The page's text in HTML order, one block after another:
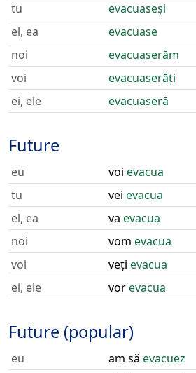
tu
evacuaseși
el, ea
evacuase
noi
evacuaserăm
voi
evacuaserăți
ei, ele
evacuaseră
Future
eu voi evacua
tu
vei evacua
el, ea
va evacua
noi
vom evacua
voi
veți evacua
ei, ele
vorevacua
Future (popular)
eu am să evacuez